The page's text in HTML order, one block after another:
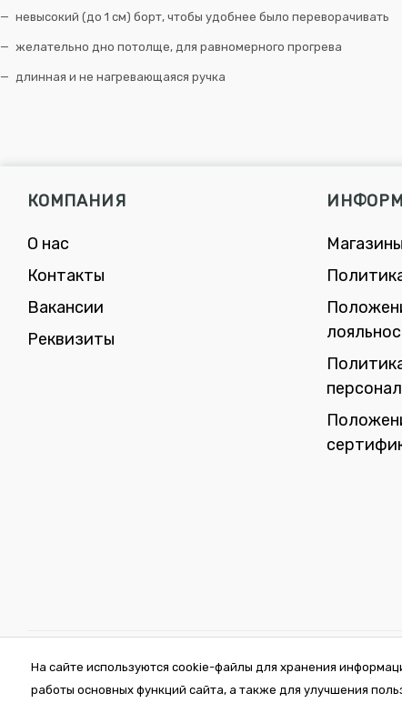
невысокий (до 1 см) борт, чтобы удобнее было переворачивать
желательно дно потолще, для равномерного прогрева
длинная и не нагревающаяся ручка
КОМПАНИЯ
О нас
Контакты
Вакансии
Реквизиты
"ПосудаЛэнд", юр.адрес 220012, Республика Беларусь, г. Минск , ул.
Свидетельство о государственной регистрации 0144163 от 11.10.2017,
На сайте используются cookie-файлы для хранения
работы основных функций сайта, а также для улучшения